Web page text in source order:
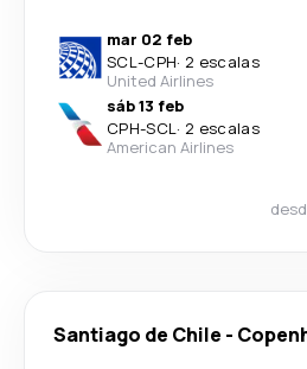
mar 02 feb
SCL-CPH· 2 escalas
United Airlines
sáb 13 feb
CPH-SCL· 2 escalas
American Airlines
Santiago de Chile -